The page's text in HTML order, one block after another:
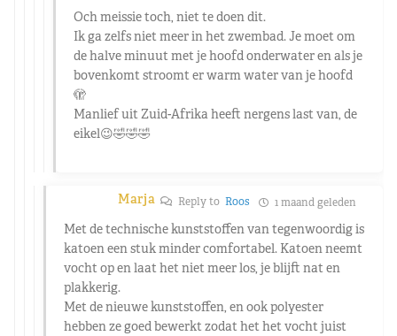
Och meissie toch, niet te doen dit.
Ik ga zelfs niet meer in het zwembad. Je moet om
de halve minuut met je hoofd onderwater en als je
bovenkomt stroomt er warm water van je hoofd
🫣
Manlief uit Zuid-Afrika heeft nergens last van, de
eikel😉🤣🤣🤣
Marja Reply to Roos 1 maand geleden
Met de technische kunststoffen van tegenwoordig is
katoen een stuk minder comfortabel. Katoen neemt
vocht op en laat het niet meer los, je blijft nat en
plakkerig.
Met de nieuwe kunststoffen, en ook polyester
hebben ze goed bewerkt zodat het het vocht juist